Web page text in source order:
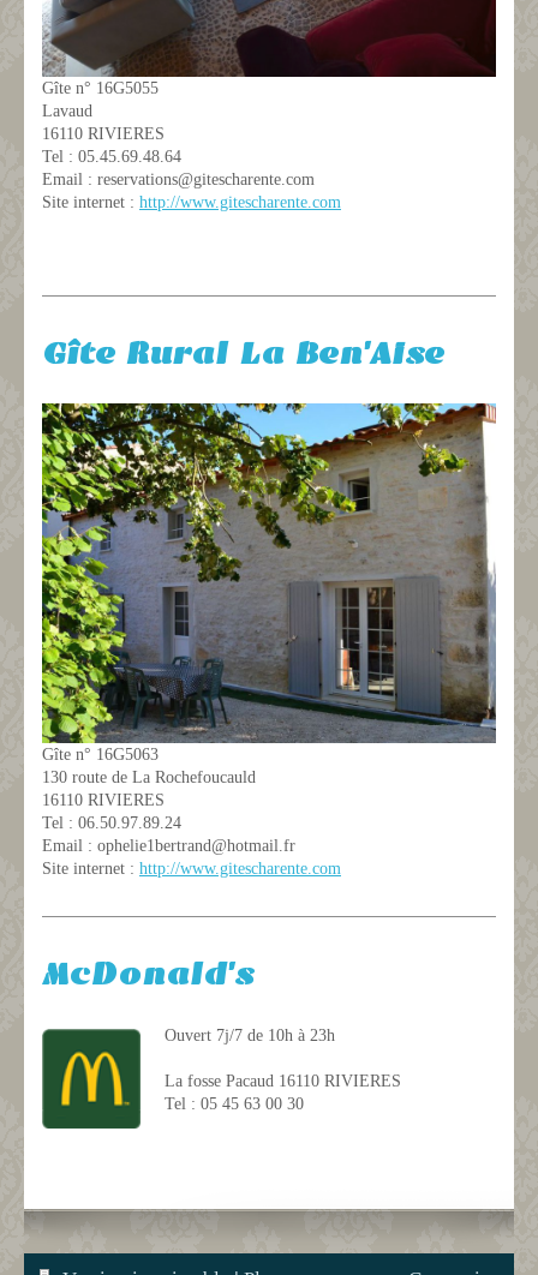
Gîte n° 16G5055
Lavaud
16110 RIVIERES
Tel : 05.45.69.48.64
Email : reservations@gitescharente.com
Site internet : http://www.gitescharente.com
Gîte Rural La Ben'Aise
Gîte n° 16G5063
130 route de La Rochefoucauld
16110 RIVIERES
Tel : 06.50.97.89.24
Email : ophelie1bertrand@hotmail.fr
Site internet : http://www.gitescharente.com
McDonald's
Ouvert 7j/7 de 10h à 23h
La fosse Pacaud 16110 RIVIERES
Tel : 05 45 63 00 30